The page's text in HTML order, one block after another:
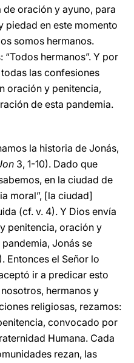
oración y ayuno, para
piedad en este momento
somos hermanos.
hermanos”. Y por
las confesiones
oración y penitencia,
de esta pandemia.
la historia de Jonás,
3, 1-10). Dado que
en la ciudad de
moral”, [la ciudad]
(cf. v. 4). Y Dios envía
penitencia, oración y
Jonás se
Entonces el Señor lo
ir a predicar esto
hermanos y
religiosas, rezamos:
convocado por
Humana. Cada
rezan, las